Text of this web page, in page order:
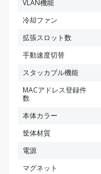
VLAN機能
冷却ファン
拡張スロット数
手動速度切替
スタッカブル機能
MACアドレス登録件
数
本体カラー
筐体材質
電源
マグネット